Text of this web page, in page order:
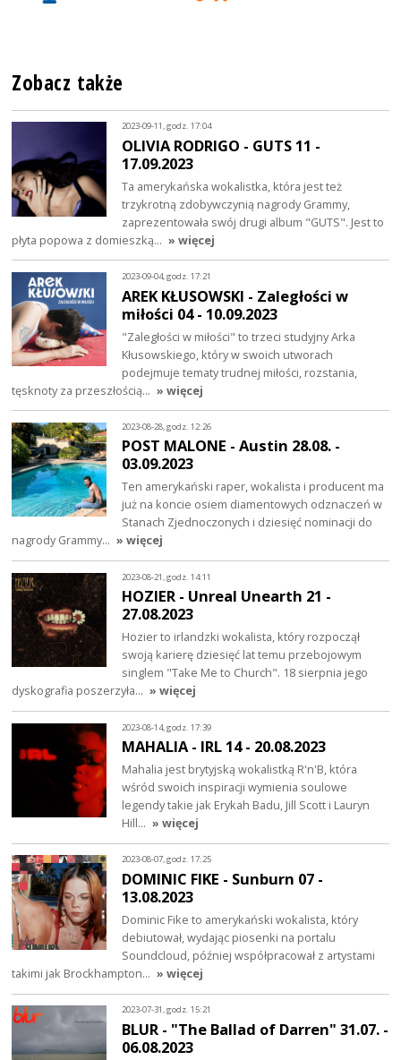
Zobacz także
2023-09-11, godz. 17:04
OLIVIA RODRIGO - GUTS 11 -
17.09.2023
Ta amerykańska wokalistka, która jest też
trzykrotną zdobywczynią nagrody Grammy,
zaprezentowała swój drugi album "GUTS". Jest to
płyta popowa z domieszką… » więcej
2023-09-04, godz. 17:21
AREK KŁUSOWSKI - Zaległości w
miłości 04 - 10.09.2023
"Zaległości w miłości" to trzeci studyjny Arka
Kłusowskiego, który w swoich utworach
podejmuje tematy trudnej miłości, rozstania,
tęsknoty za przeszłością… » więcej
2023-08-28, godz. 12:26
POST MALONE - Austin 28.08. -
03.09.2023
Ten amerykański raper, wokalista i producent ma
już na koncie osiem diamentowych odznaczeń w
Stanach Zjednoczonych i dziesięć nominacji do
nagrody Grammy… » więcej
2023-08-21, godz. 14:11
HOZIER - Unreal Unearth 21 -
27.08.2023
Hozier to irlandzki wokalista, który rozpoczął
swoją karierę dziesięć lat temu przebojowym
singlem "Take Me to Church". 18 sierpnia jego
dyskografia poszerzyła… » więcej
2023-08-14, godz. 17:39
MAHALIA - IRL 14 - 20.08.2023
Mahalia jest brytyjską wokalistką R'n'B, która
wśród swoich inspiracji wymienia soulowe
legendy takie jak Erykah Badu, Jill Scott i Lauryn
Hill… » więcej
2023-08-07, godz. 17:25
DOMINIC FIKE - Sunburn 07 -
13.08.2023
Dominic Fike to amerykański wokalista, który
debiutował, wydając piosenki na portalu
Soundcloud, później współpracował z artystami
takimi jak Brockhampton… » więcej
2023-07-31, godz. 15:21
BLUR - "The Ballad of Darren" 31.07. -
06.08.2023